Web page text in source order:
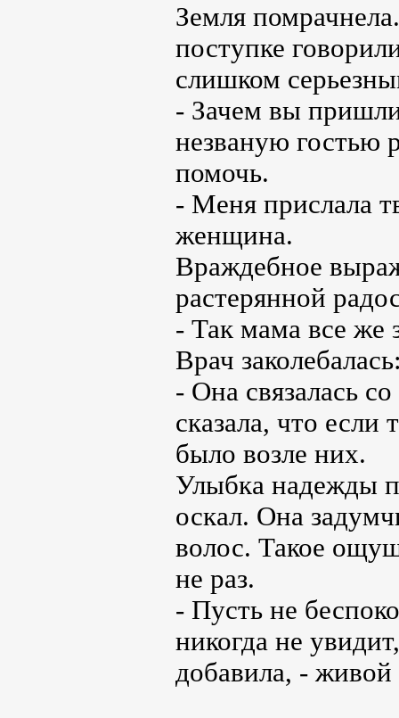
Земля
поступке
слишком
- Зачем вы
незваную гостью
помочь.
- Меня прислала
женщина.
Враждебное
растерянной
- Так мама все же
Врач
- Она связалась
сказала, что
было возле них.
Улыбка надежды
оскал. Она
волос. Такое
не раз.
- Пусть не
никогда не
добавила, -